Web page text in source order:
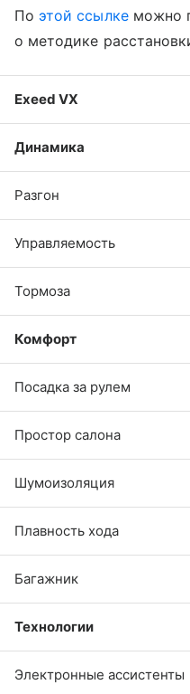
По этой ссылкеможно
о методике
Exeed VX
Динамика
Разгон
Управляемость
Тормоза
Комфорт
Посадка за рулем
Простор салона
Шумоизоляция
Плавность хода
Багажник
Технологии
Электронные ассистенты